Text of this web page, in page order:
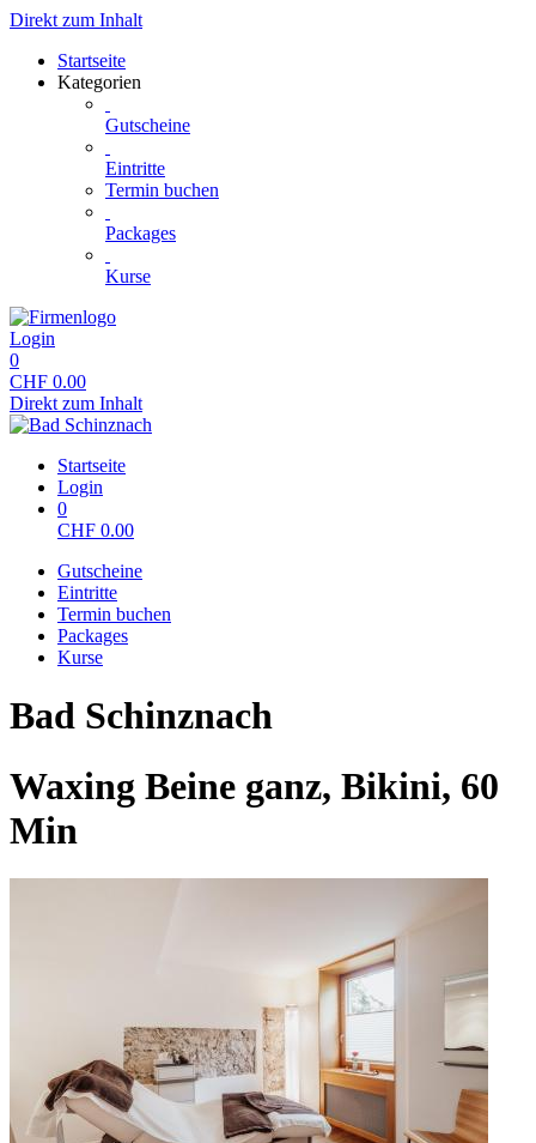
Direkt zum Inhalt
Startseite
Kategorien
Gutscheine
Eintritte
Termin buchen
Packages
Kurse
Login
0
CHF 0.00
Direkt zum Inhalt
Startseite
Login
0
CHF 0.00
Gutscheine
Eintritte
Termin buchen
Packages
Kurse
Bad Schinznach
Waxing Beine ganz, Bikini, 60
Min